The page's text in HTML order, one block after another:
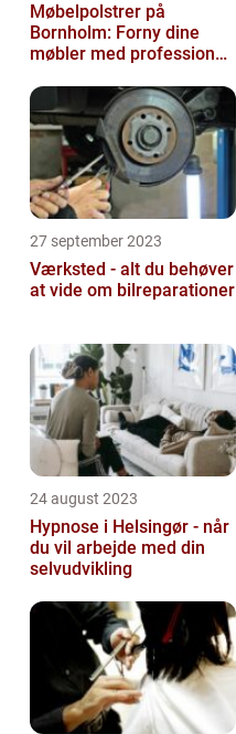
Møbelpolstrer på
Bornholm: Forny dine
møbler med professionel
27 september 2023
Værksted - alt du behøver
at vide om bilreparationer
24 august 2023
Hypnose i Helsingør - når
du vil arbejde med din
selvudvikling